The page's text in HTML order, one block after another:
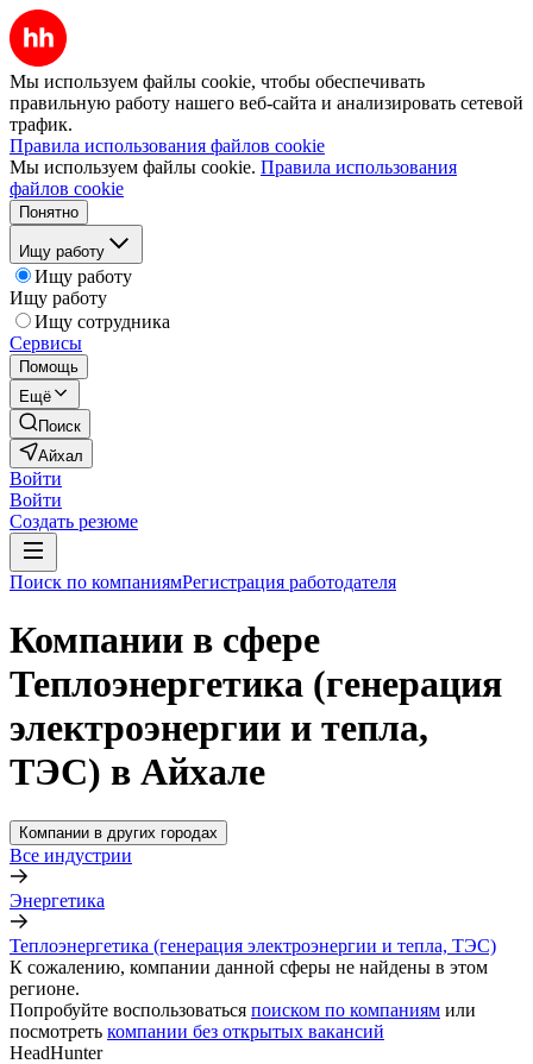
Мы используем файлы cookie, чтобы обеспечивать
правильную работу нашего веб-сайта и анализировать сетевой
трафик.
Правила использования файлов cookie
Мы используем файлы cookie. Правила использования
файлов cookie
Понятно
Ищу работу
Ищу работу
Ищу работу
Ищу сотрудника
Сервисы
Помощь
Ещё
Поиск
Айхал
Войти
Войти
Создать резюме
Поиск по компаниямРегистрация работодателя
Компании в сфере
Теплоэнергетика (генерация
электроэнергии и тепла,
ТЭС) в Айхале
Компании в других городах
Все индустрии
Энергетика
Теплоэнергетика (генерация электроэнергии и тепла, ТЭС)
К сожалению, компании данной сферы не найдены в этом
регионе.
Попробуйте воспользоваться поиском по компаниям или
посмотреть компании без открытых вакансий
HeadHunter